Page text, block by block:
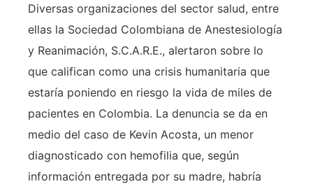
Diversas organizaciones del sector salud, entre
ellas la Sociedad Colombiana de Anestesiología
y Reanimación, S.C.A.R.E., alertaron sobre lo
que califican como una crisis humanitaria que
estaría poniendo en riesgo la vida de miles de
pacientes en Colombia. La denuncia se da en
medio del caso de Kevin Acosta, un menor
diagnosticado con hemofilia que, según
información entregada por su madre, habría